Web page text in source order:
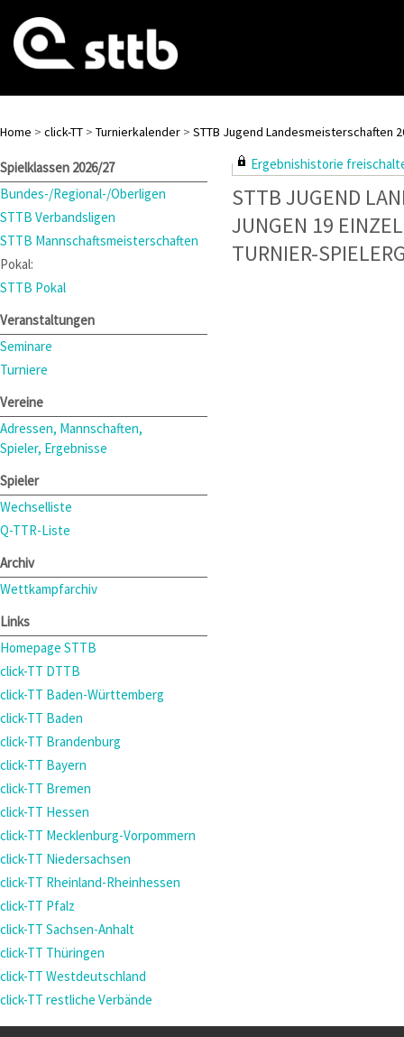
Home > click-TT > Turnierkalender > STTB Jugend Landesmeisterschaften
Spielklassen 2026/27
Bundes-/Regional-/Oberligen
STTB Verbandsligen
STTB Mannschaftsmeisterschaften
Pokal:
STTB Pokal
Veranstaltungen
Seminare
Turniere
Vereine
Adressen, Mannschaften,
Spieler, Ergebnisse
Spieler
Wechselliste
Q-TTR-Liste
Archiv
Wettkampfarchiv
Links
Homepage STTB
click-TT DTTB
click-TT Baden-Württemberg
click-TT Baden
click-TT Brandenburg
click-TT Bayern
click-TT Bremen
click-TT Hessen
click-TT Mecklenburg-Vorpommern
click-TT Niedersachsen
click-TT Rheinland-Rheinhessen
click-TT Pfalz
click-TT Sachsen-Anhalt
click-TT Thüringen
click-TT Westdeutschland
click-TT restliche Verbände
Ergebnishistorie
STTB JUGEND
JUNGEN 19 EINZEL
TURNIER-